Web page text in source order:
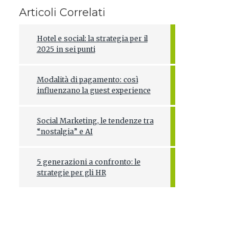
Articoli Correlati
Hotel e social: la strategia per il
2025 in sei punti
Modalità di pagamento: così
influenzano la guest experience
Social Marketing, le tendenze tra
“nostalgia” e AI
5 generazioni a confronto: le
strategie per gli HR